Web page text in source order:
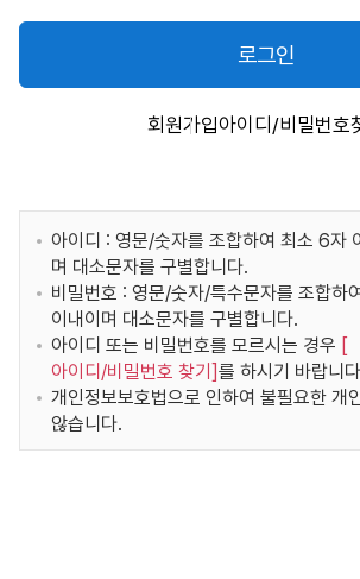
로그인
회원가입아이디/비밀번호
아이디 : 영문/숫자를 조합하여 최소 6자
며 대소문자를 구별합니다.
비밀번호 : 영문/숫자/특수문자를 조합하
이내이며 대소문자를 구별합니다.
아이디 또는 비밀번호를 모르시는 경우 [
아이디/비밀번호 찾기 ]를 하시기 바랍니
개인정보보호법으로 인하여 불필요한 개
않습니다.